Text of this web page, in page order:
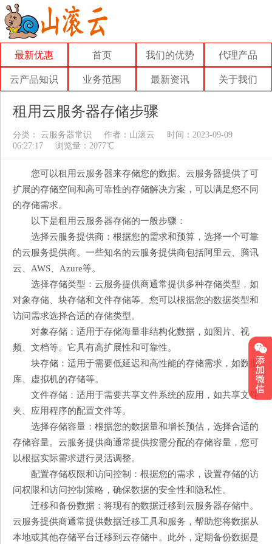
最新优惠 首页 我们的优势 代理产品
云产品知识 业务范围 最新资讯 关于我们
租用云服务器存储步骤
分类： 云服务器常识 作者： 山滚云
时间：2023-09-09
06:27:17
浏览量：2077℃
您可以租用云服务器来存储您的数据。云服务器提供了可
扩展的存储空间和高可靠性的存储解决方案，可以满足您不同
的存储需求。
以下是租用云服务器存储的一般步骤：
选择云服务提供商：根据您的需求和预算，选择一个可靠
的云服务提供商。一些知名的云服务提供商包括阿里云、腾讯
云、AWS、Azure等。
选择存储类型：云服务提供商通常提供多种存储类型，如
对象存储、块存储和文件存储等。您可以根据您的数据类型和
访问需求选择合适的存储类型。
对象存储：适用于存储海量非结构化数据，如图片、视
频、文档等。它具有高扩展性和可靠性。
块存储：适用于需要低延迟和高性能的存储需求，如数据
库、虚拟机的存储等。
文件存储：适用于需要共享文件系统的应用，如共享文件
夹、应用程序的配置文件等。
选择存储容量：根据您的数据量和增长预估，选择合适的
存储容量。云服务提供商通常提供按需分配的存储容量，您可
以根据实际需求进行灵活调整。
配置存储权限和访问控制：根据您的需求，设置存储的访
问权限和访问控制策略，确保数据的安全性和隐私性。
迁移和备份数据：将现有的数据迁移到云服务器存储中。
云服务提供商通常提供数据迁移工具和服务，帮助您将数据从
本地或其他存储平台迁移到云存储中。此外，定期备份数据是